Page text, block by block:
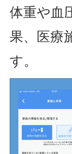
体重や血
果、医療
す。